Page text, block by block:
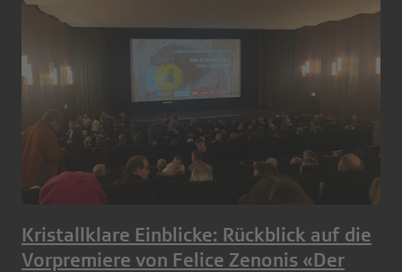
Kristallklare Einblicke: Rückblick auf die
Vorpremiere von Felice Zenonis «Der